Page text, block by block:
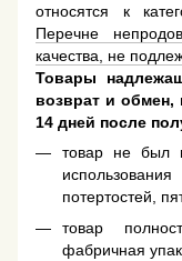
относятся к
Перечне
качества, не
Товары
возврат и
14 дней после
товар не был
потертостей,
товар
фабричная